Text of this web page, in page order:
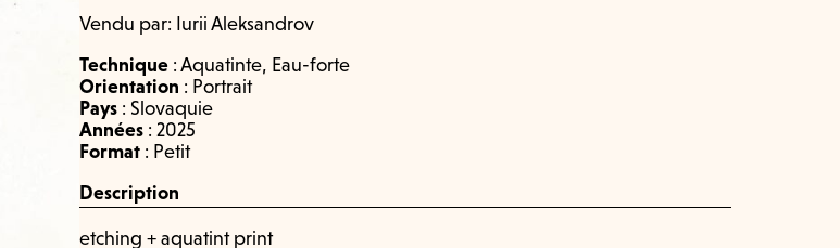
Vendu par: Iurii Aleksandrov
Années : 2025
Technique : Aquatinte, Eau-forte
Format : Petit
Orientation : Portrait
Pays : Slovaquie
Description
etching + aquatint print